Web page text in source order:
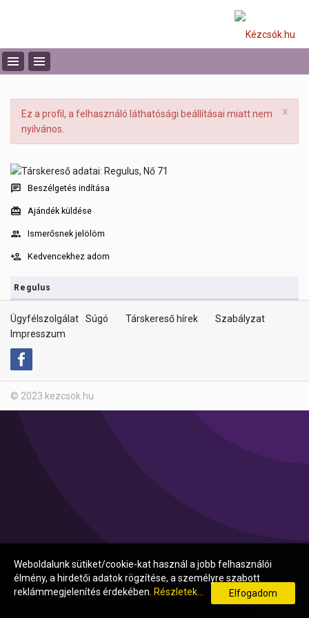
x
Ez a profil, a felhasználó láthatósági beállításai miatt nem
nyilvános.
Beszélgetés indítása
Ajándék küldése
Ismerősnek jelölöm
Kedvencekhez adom
Regulus
Ügyfélszolgálat Súgó Társkereső hírek
Szabályzat
Impresszum
© 2023 kezcsok.hu
Weboldalunk sütiket/cookie-kat használ a jobb felhasználói
élmény, a hirdetői adatok rögzítése, a személyre szabott
reklámmegjelenítés érdekében. Részletek... Elfogadom